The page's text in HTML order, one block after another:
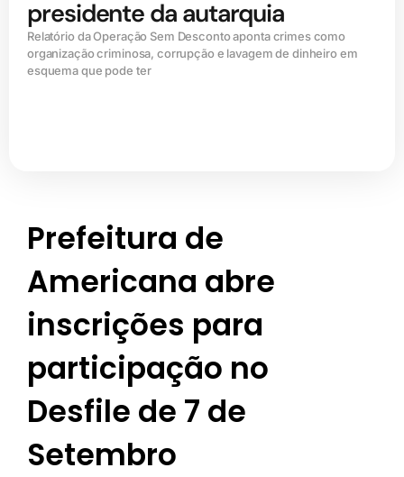
presidente da autarquia
Relatório da Operação Sem Desconto aponta crimes como
organização criminosa, corrupção e lavagem de dinheiro em
esquema que pode ter
Prefeitura de
Americana abre
inscrições para
participação no
Desfile de 7 de
Setembro